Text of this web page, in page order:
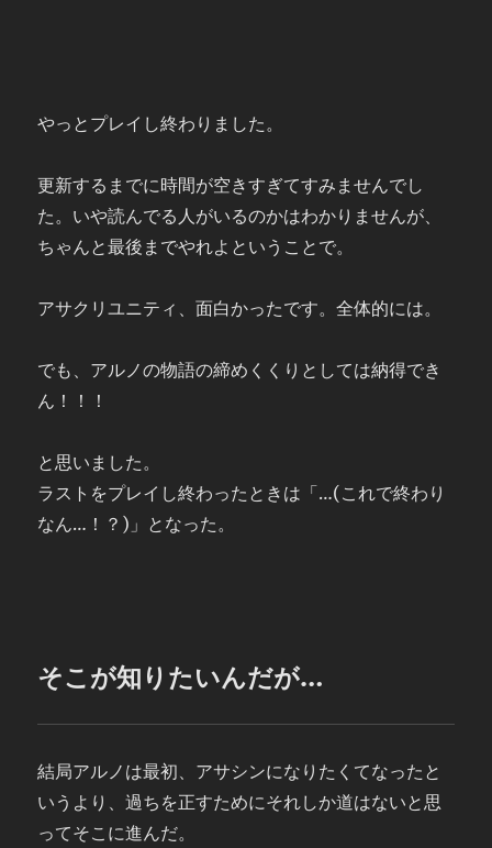
やっとプレイし終わりました。
更新するまでに時間が空きすぎてすみませんでし
た。いや読んでる人がいるのかはわかりませんが、
ちゃんと最後までやれよということで。
アサクリユニティ、面白かったです。全体的には。
でも、アルノの物語の締めくくりとしては納得でき
ん！！！
と思いました。
ラストをプレイし終わったときは「…(これで終わり
なん…！？)」となった。
そこが知りたいんだが…
結局アルノは最初、アサシンになりたくてなったと
いうより、過ちを正すためにそれしか道はないと思
ってそこに進んだ。